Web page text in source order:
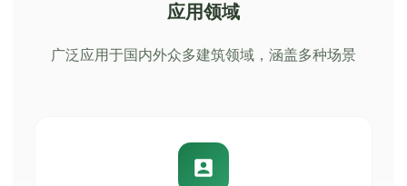
应用领域
广泛应用于国内外众多建筑领域，涵盖多种场景